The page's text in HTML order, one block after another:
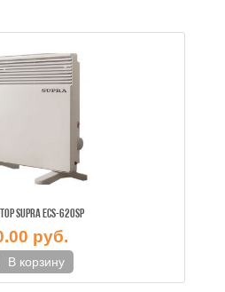
SUPRA ECS-620SP
руб.
В корзину